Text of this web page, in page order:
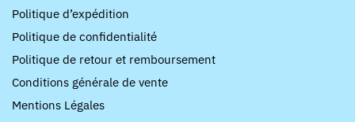
Politique d’expédition
Politique de confidentialité
Politique de retour et remboursement
Conditions générale de vente
Mentions Légales